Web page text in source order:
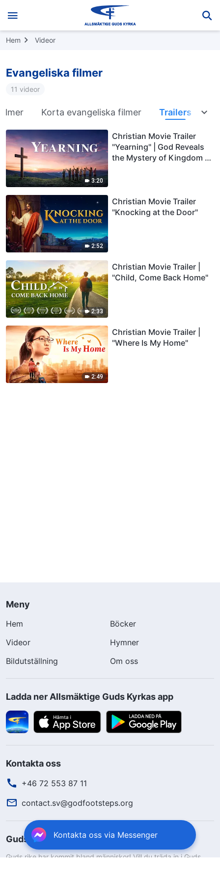
Hem Videor
Evangeliska filmer
11 videor
Korta evangeliska filmer Trailers
3:20
Christian Movie Trailer
"Yearning" | God Reveals
the Mystery of Kingdom of
2:52
Christian Movie Trailer
"Knocking at the Door"
2:33
Christian Movie Trailer |
"Child, Come Back Home"
2:49
Christian Movie Trailer |
"Where Is My Home"
Meny
Hem
Böcker
Videor
Hymner
Bildutställning
Om oss
Ladda ner Allsmäktige Guds Kyrkas app
Kontakta oss
+46 72 553 87 11
contact.sv@godfootsteps.org
Guds rike har anlänt
Guds rike har kommit bland människor! Vill du träda in i Guds
Kontakta oss via Messenger